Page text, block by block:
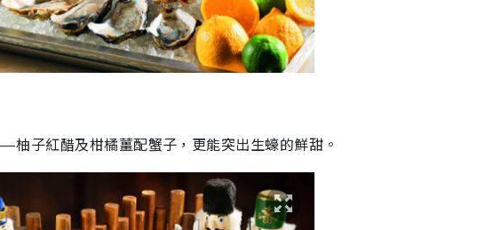
柚子紅醋及柑橘薑配蟹子，更能突出生蠔的鮮甜。